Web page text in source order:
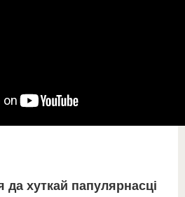
хуткай папулярнасці